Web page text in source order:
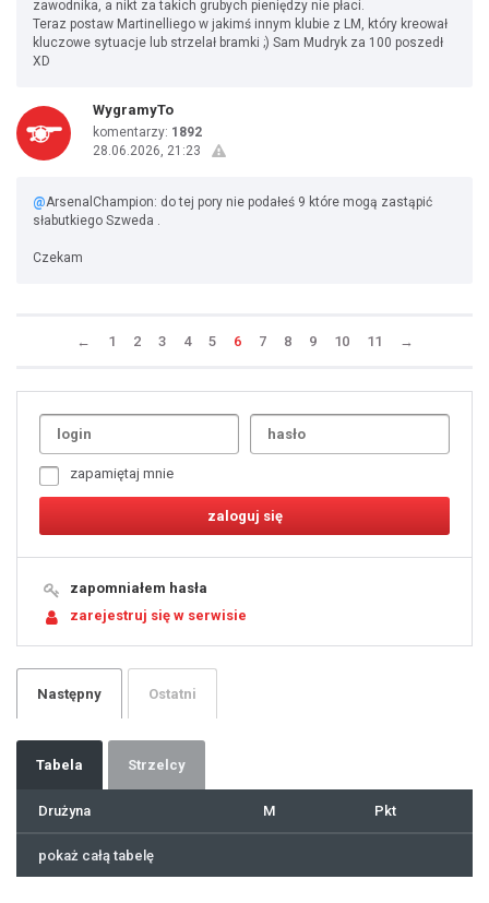
zawodnika, a nikt za takich grubych pieniędzy nie płaci.
Teraz postaw Martinelliego w jakimś innym klubie z LM, który kreował
kluczowe sytuacje lub strzelał bramki ;) Sam Mudryk za 100 poszedł
XD
WygramyTo
komentarzy: 1892
28.06.2026, 21:23
@ArsenalChampion: do tej pory nie podałeś 9 które mogą zastąpić
słabutkiego Szweda .
Czekam
← 1 2 3 4 5 6 7 8 9 10 11 →
zapamiętaj mnie
zapomniałem hasła
zarejestruj się w serwisie
Następny Ostatni
Tabela Strzelcy
Drużyna M Pkt
pokaż całą tabelę